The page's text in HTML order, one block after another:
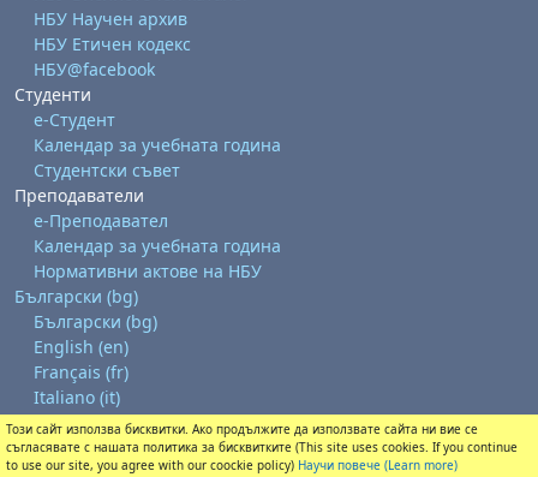
НБУ Научен архив
НБУ Етичен кодекс
НБУ@facebook
Студенти
е-Студент
Календар за учебната година
Студентски съвет
Преподаватели
е-Преподавател
Календар за учебната година
Нормативни актове на НБУ
Български ‎(bg)‎
Български ‎(bg)‎
English ‎(en)‎
Français ‎(fr)‎
Italiano ‎(it)‎
Изтегляне на мобилно приложение
Преминете към стандартната тема
Този сайт използва бисквитки. Ако продължите да използвате сайта ни вие се
съгласявате с нашата политика за бисквитките (This site uses cookies. If you continue
to use our site, you agree with our coockie policy) Научи повече (Learn more)